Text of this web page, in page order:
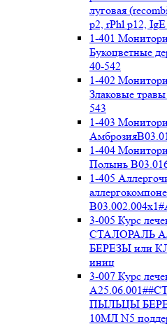
луговая
p2, rPhl p12,
1-401
Букоцветные
40-542
1-402
Злаковые
543
1-403
1-404
Полынь
1-405
3-005 Курс
СТАЛОРАЛЬ
БЕРЕЗЫ или
иниц
3-007 Курс
ПЫЛЬЦЫ
10МЛ N5